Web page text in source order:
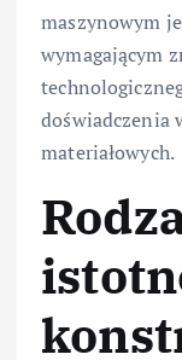
maszynowym
wymagającym
doświadczenia
materiałowych.